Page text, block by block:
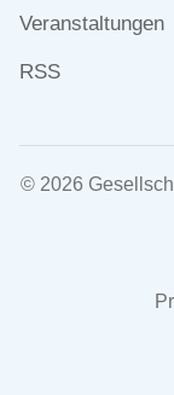
Veranstaltungen
RSS
© 2026